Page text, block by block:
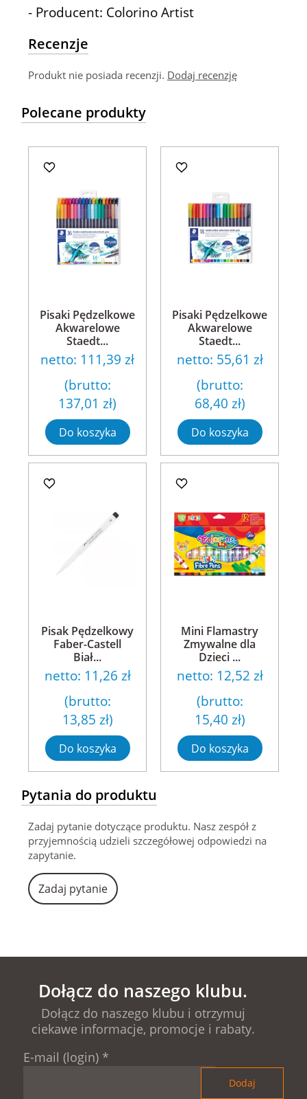
- Producent: Colorino Artist
Recenzje
Produkt nie posiada recenzji. Dodaj recenzję
Polecane produkty
Pisaki Pędzelkowe
Akwarelowe
Staedt...
netto: 111,39 zł
(brutto:
137,01 zł)
Do koszyka
Pisaki Pędzelkowe
Akwarelowe
Staedt...
netto: 55,61 zł
(brutto:
68,40 zł)
Do koszyka
Pisak Pędzelkowy
Faber-Castell
Biał...
netto: 11,26 zł
(brutto:
13,85 zł)
Do koszyka
Mini Flamastry
Zmywalne dla
Dzieci ...
netto: 12,52 zł
(brutto:
15,40 zł)
Do koszyka
Pytania do produktu
Zadaj pytanie dotyczące produktu. Nasz zespół z
przyjemnością udzieli szczegółowej odpowiedzi na
zapytanie.
Zadaj pytanie
Dołącz do naszego klubu.
Dołącz do naszego klubu i otrzymuj
ciekawe informacje, promocje i rabaty.
E-mail (login) *